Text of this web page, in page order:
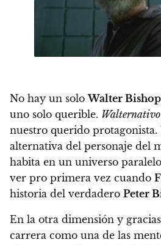
No hay un soloWalter Bishop
uno solo querible. Walternativo
nuestro querido protagonista.
alternativa del personaje del
habita en un universo
ver pro primera vez cuando
historia del verdadero Peter
En la otra dimensión y
carrera como una de las